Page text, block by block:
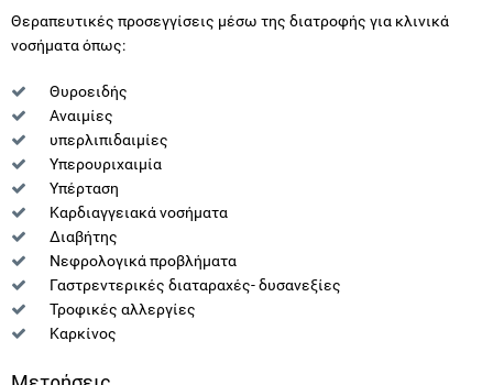
Θεραπευτικές προσεγγίσεις μέσω της διατροφής για κλινικά
νοσήματα όπως:
Θυροειδής
Αναιμίες
υπερλιπιδαιμίες
Υπερουριχαιμία
Υπέρταση
Καρδιαγγειακά νοσήματα
Διαβήτης
Νεφρολογικά προβλήματα
Γαστρεντερικές διαταραχές- δυσανεξίες
Τροφικές αλλεργίες
Καρκίνος